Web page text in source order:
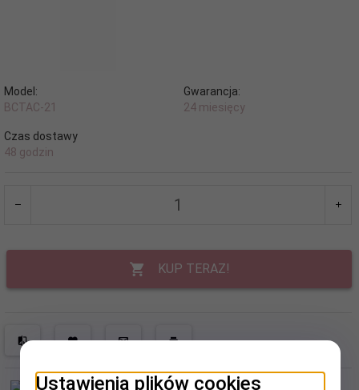
Model:
BCTAC-21
Gwarancja:
24 miesięcy
Czas dostawy
48 godzin
KUP TERAZ!
Ustawienia plików cookies